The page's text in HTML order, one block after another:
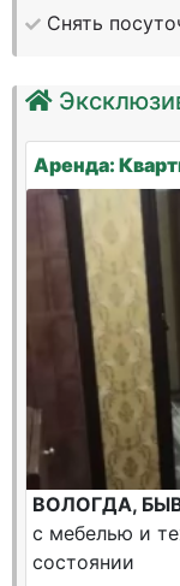
Снять
Аренда:
ВОЛОГДА,
с мебелью и
состоянии